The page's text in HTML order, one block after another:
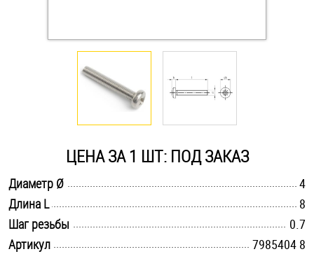
Оснастка и аксессуары для яхт
Саморезы и шурупы
Стопорные кольца
Такелаж
Хомуты
ЦЕНА ЗА 1 ШТ: ПОД ЗАКАЗ
Диаметр Ø
4
Длина L
8
Шаг резьбы
0.7
Артикул
7985404 8